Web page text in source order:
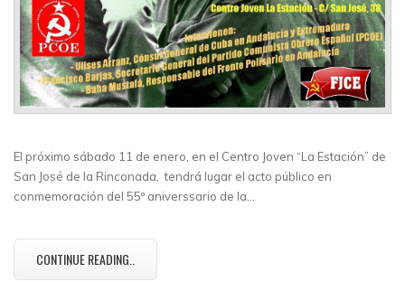
El próximo sábado 11 de enero, en el Centro Joven “La Estación” de
San José de la Rinconada, tendrá lugar el acto público en
conmemoración del 55º aniverssario de la…
CONTINUE READING..